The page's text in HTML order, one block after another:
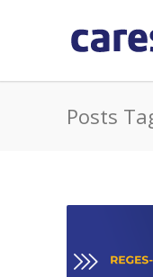
Posts